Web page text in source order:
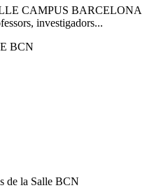
CAMPUS BARCELONA
investigadors...
BCN
de la Salle BCN